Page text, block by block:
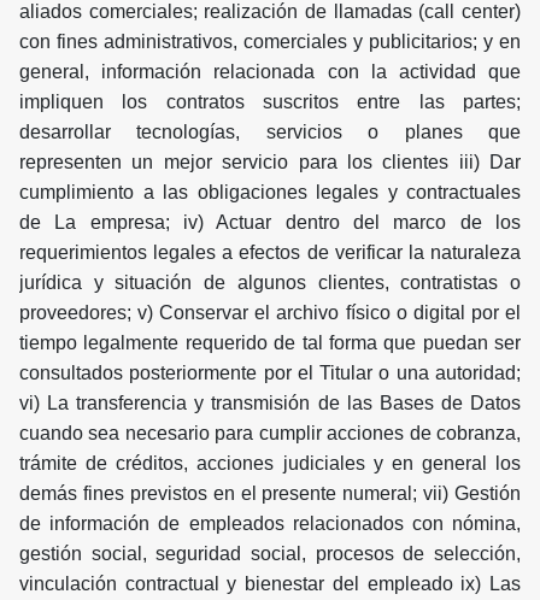
aliados comerciales; realización de llamadas (call center)
con fines administrativos, comerciales y publicitarios; y en
general, información relacionada con la actividad que
impliquen los contratos suscritos entre las partes;
desarrollar tecnologías, servicios o planes que
representen un mejor servicio para los clientes iii) Dar
cumplimiento a las obligaciones legales y contractuales
de La empresa; iv) Actuar dentro del marco de los
requerimientos legales a efectos de verificar la naturaleza
jurídica y situación de algunos clientes, contratistas o
proveedores; v) Conservar el archivo físico o digital por el
tiempo legalmente requerido de tal forma que puedan ser
consultados posteriormente por el Titular o una autoridad;
vi) La transferencia y transmisión de las Bases de Datos
cuando sea necesario para cumplir acciones de cobranza,
trámite de créditos, acciones judiciales y en general los
demás fines previstos en el presente numeral; vii) Gestión
de información de empleados relacionados con nómina,
gestión social, seguridad social, procesos de selección,
vinculación contractual y bienestar del empleado ix) Las